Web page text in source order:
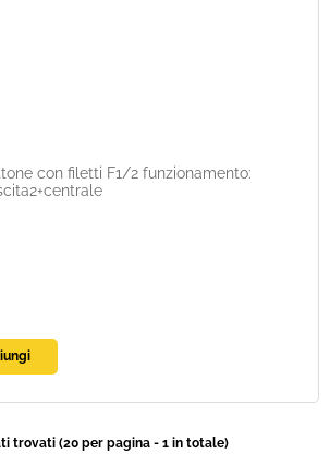
con filetti F1/2 funzionamento:
trovati (20 per pagina - 1 in totale)